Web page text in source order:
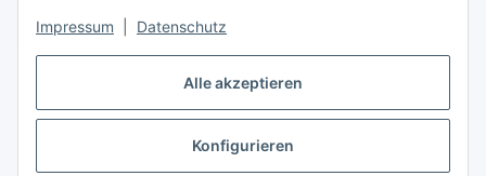
Alle akzeptieren
Konfigurieren
Impressum Datenschutz
Vertrag widerrufen
* Alle Preise inkl. gesetzlicher USt., ** siehe Lieferbedingungen, zzgl.
Versand